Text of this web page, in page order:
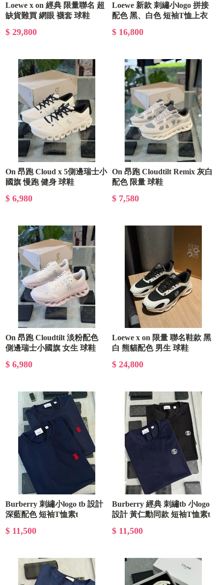
Loewe x on 經典 限量聯名 超
缺貨難買 網眼 襪套 球鞋
$ 29,800
Loewe 新款 刺繡小logo 拼接
配色 黑、白色 短袖T恤上衣
$ 16,800
On 昂跑 Cloud x 5側邊瑞士小
國旗 慢跑 健身 球鞋
$ 6,980
On 昂跑 Cloudtilt Remix 灰白
配色 限量 球鞋
$ 7,580
On 昂跑 Cloudtilt 淡粉配色
側邊瑞士小國旗 女生 球鞋
$ 6,980
Loewe x on 限量 聯名鞋款 黑
白 熊貓配色 男生 球鞋
$ 24,800
Burberry 刺繡小logo tb 設計
深藍配色 短袖T恤素t
$ 11,500
Burberry 經典 刺繡tb 小logo
設計 黃仁勳同款 短袖T恤素t
$ 11,500